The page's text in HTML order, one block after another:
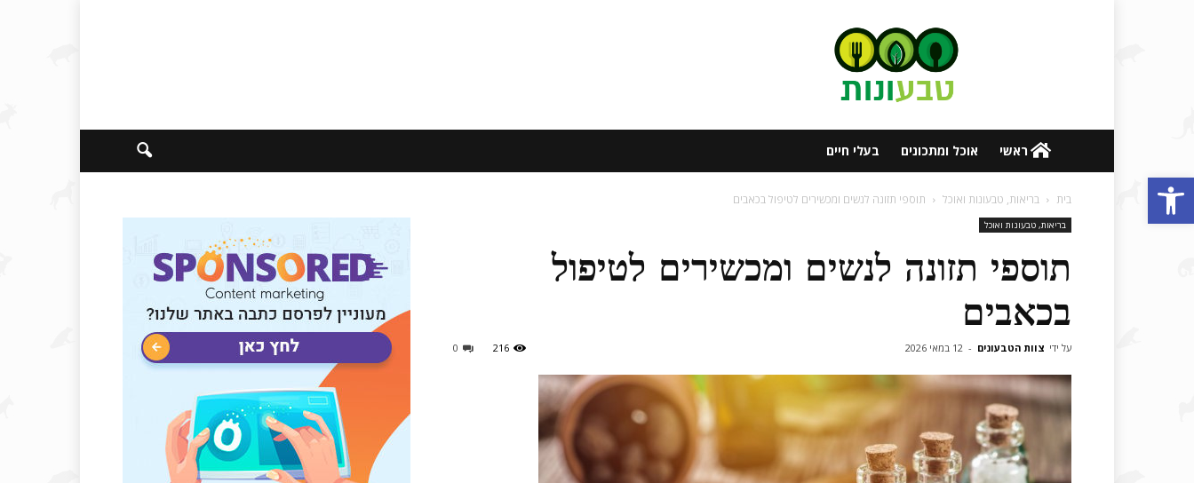
פתח סרגל נגישות
ראשי אוכל ומתכונים בעלי חיים
בית בריאות, טבעונות ואוכל תוספי תזונה לנשים ומכשירים לטיפול בכאבים
בריאות, טבעונות ואוכל
תוספי תזונה לנשים ומכשירים לטיפול
בכאבים
על ידי צוות הטבעונים - 12 במאי 2026 0 216